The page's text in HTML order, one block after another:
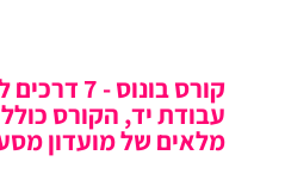
קורס בונוס
מלאים של מועדון